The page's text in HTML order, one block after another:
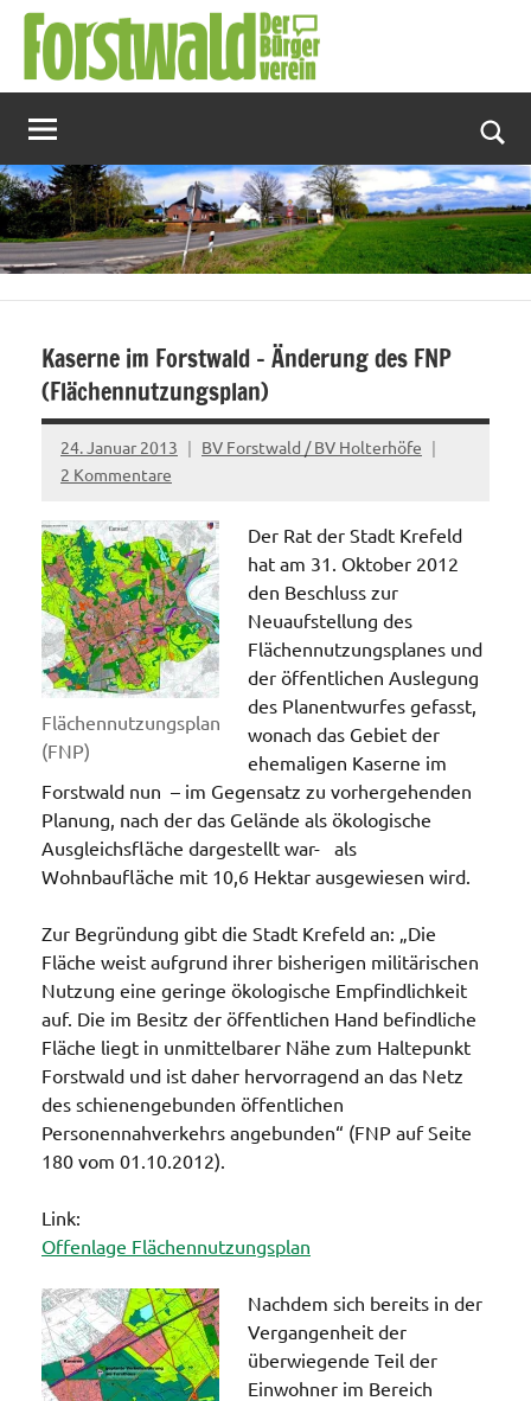
Zum
Inhalt
springen
Kaserne im Forstwald – Änderung des FNP
(Flächennutzungsplan)
24. Januar 2013
BV Forstwald / BV Holterhöfe
2 Kommentare
Flächennutzungsplan
(FNP)
Der Rat der Stadt Krefeld
hat am 31. Oktober 2012
den Beschluss zur
Neuaufstellung des
Flächennutzungsplanes und
der öffentlichen Auslegung
des Planentwurfes gefasst,
wonach das Gebiet der
ehemaligen Kaserne im
Forstwald nun – im Gegensatz zu vorhergehenden
Planung, nach der das Gelände als ökologische
Ausgleichsfläche dargestellt war- als
Wohnbaufläche mit 10,6 Hektar ausgewiesen wird.
Zur Begründung gibt die Stadt Krefeld an: „Die
Fläche weist aufgrund ihrer bisherigen militärischen
Nutzung eine geringe ökologische Empfindlichkeit
auf. Die im Besitz der öffentlichen Hand befindliche
Fläche liegt in unmittelbarer Nähe zum Haltepunkt
Forstwald und ist daher hervorragend an das Netz
des schienengebunden öffentlichen
Personennahverkehrs angebunden“ (FNP auf Seite
180 vom 01.10.2012).
Link:
Offenlage Flächennutzungsplan
Nachdem sich bereits in der
Vergangenheit der
überwiegende Teil der
Einwohner im Bereich